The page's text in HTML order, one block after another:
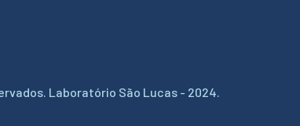
Laboratório São Lucas - 2024.